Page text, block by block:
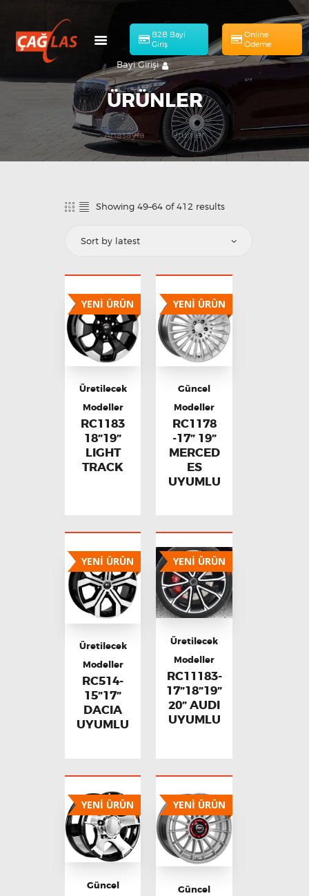
B2B Bayi
Giriş
Online
Ödeme
Bayi Girişi
ÜRÜNLER
Anasayfa Ürünler
HAKKIMIZDA
BAŞVURULAR
Showing 49–64 of 412 results
YENİ ÜRÜN
Üretilecek
Modeller
RC1183
18”19”
LIGHT
TRACK
YENİ ÜRÜN
Güncel
Modeller
RC1178
-17” 19”
MERCED
ES
UYUMLU
YENİ ÜRÜN
Üretilecek
Modeller
RC514-
15”17”
DACIA
UYUMLU
YENİ ÜRÜN
Üretilecek
Modeller
RC11183-
17”18”19”
20” AUDI
UYUMLU
YENİ ÜRÜN
Güncel
YENİ ÜRÜN
Güncel